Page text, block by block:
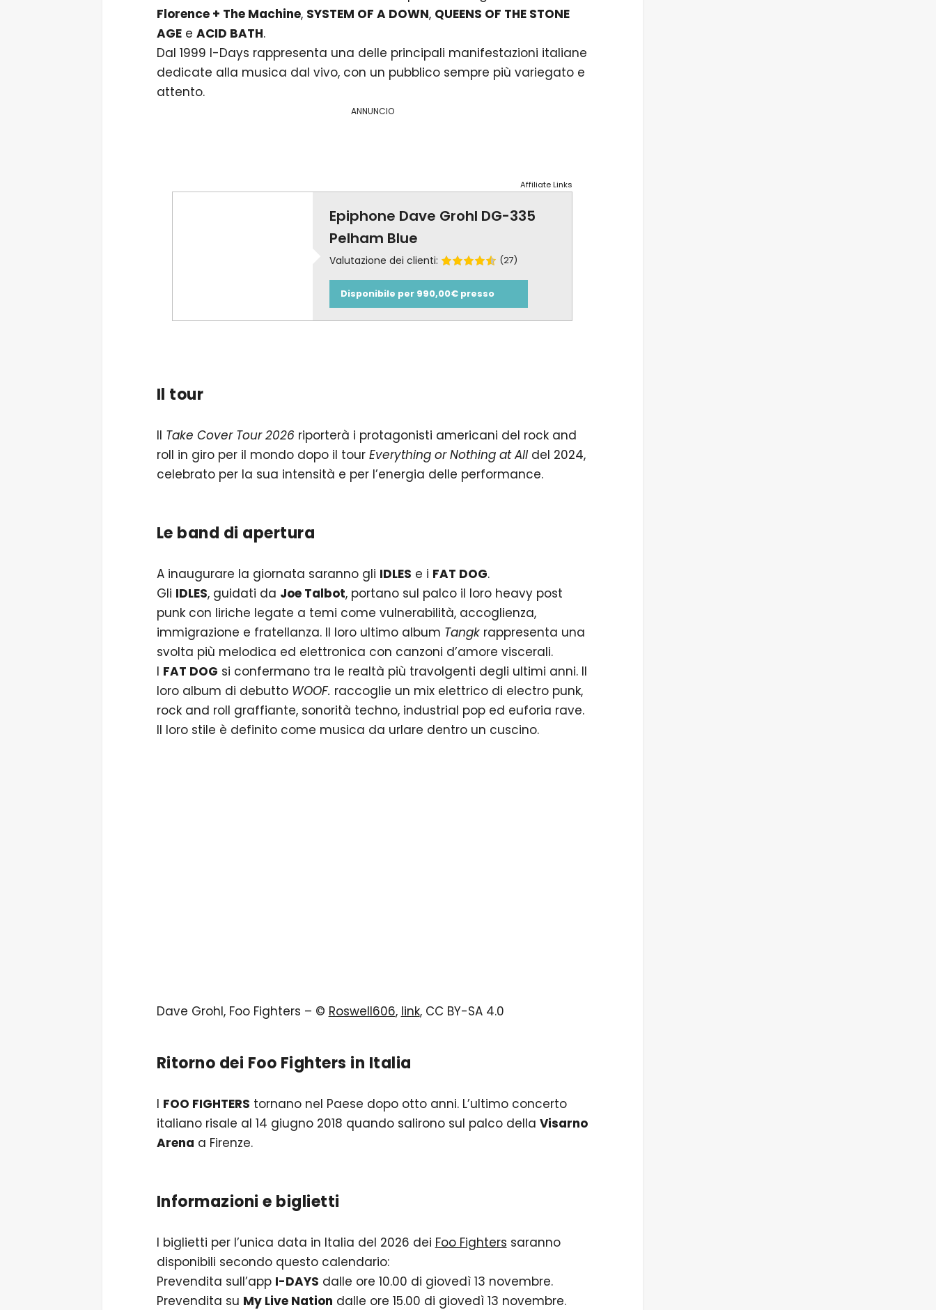
Florence + The Machine, SYSTEM OF A DOWN, QUEENS OF THE STONE
AGEe ACID BATH.
Dal 1999 I-Days rappresenta una delle principali manifestazioni italiane
dedicate alla musica dal vivo, con un pubblico sempre più variegato e
attento.
ANNUNCIO
Affiliate Links
Epiphone Dave Grohl DG-335
Pelham Blue
Valutazione dei clienti: (27)
Disponibile per 990,00€ presso
Il tour
Il Take Cover Tour 2026 riporterà i protagonisti americani del rock and
roll in giro per il mondo dopo il tour Everything or Nothing at Alldel 2024,
celebrato per la sua intensità e per l’energia delle performance.
Le band di apertura
A inaugurare la giornata saranno gli IDLES e i FAT DOG.
Gli IDLES, guidati da Joe Talbot, portano sul palco il loro heavy post
punk con liriche legate a temi come vulnerabilità, accoglienza,
immigrazione e fratellanza. Il loro ultimo album Tangkrappresenta una
svolta più melodica ed elettronica con canzoni d’amore viscerali.
I FAT DOG si confermano tra le realtà più travolgenti degli ultimi anni. Il
loro album di debutto WOOF. raccoglie un mix elettrico di electro punk,
rock and roll graffiante, sonorità techno, industrial pop ed euforia rave.
Il loro stile è definito come musica da urlare dentro un cuscino.
Dave Grohl, Foo Fighters – © Roswell606, link, CC BY-SA 4.0
Ritorno dei Foo Fighters in Italia
I FOO FIGHTERS tornano nel Paese dopo otto anni. L’ultimo concerto
italiano risale al 14 giugno 2018 quando salirono sul palco della Visarno
Arena a Firenze.
Informazioni e biglietti
I biglietti per l’unica data in Italia del 2026 dei Foo Fighters saranno
disponibili secondo questo calendario:
Prevendita sull’app I-DAYS dalle ore 10.00 di giovedì 13 novembre.
Prevendita su My Live Nation dalle ore 15.00 di giovedì 13 novembre.